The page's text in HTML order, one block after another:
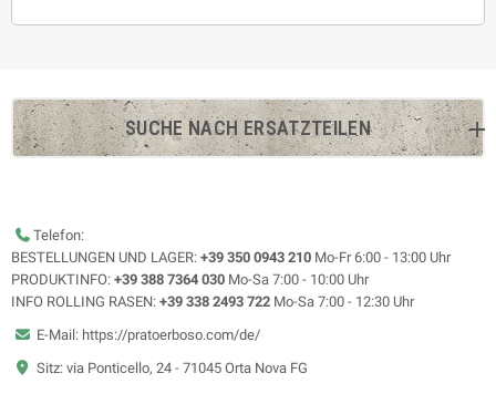
SUCHE NACH ERSATZTEILEN
Telefon:
BESTELLUNGEN UND LAGER: +39 350 0943 210 Mo-Fr 6:00 - 13:00 Uhr
PRODUKTINFO: +39 388 7364 030 Mo-Sa 7:00 - 10:00 Uhr
INFO ROLLING RASEN: +39 338 2493 722 Mo-Sa 7:00 - 12:30 Uhr
E-Mail: https://pratoerboso.com/de/
Sitz: via Ponticello, 24 - 71045 Orta Nova FG